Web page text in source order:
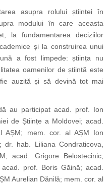
asupra rolului științei în
modului în care aceasta
la fundamentarea deciziilor
și la construirea unui
a fost limpede: știința nu
oamenilor de știință este
auzită și să devină tot mai
au participat acad. prof. Ion
de Științe a Moldovei; acad.
AȘM; mem. cor. al AȘM Ion
dr. hab. Liliana Condraticova,
acad. Grigore Belostecinic;
prof. Boris Găină; acad.
Aurelian Dănilă; mem. cor. al